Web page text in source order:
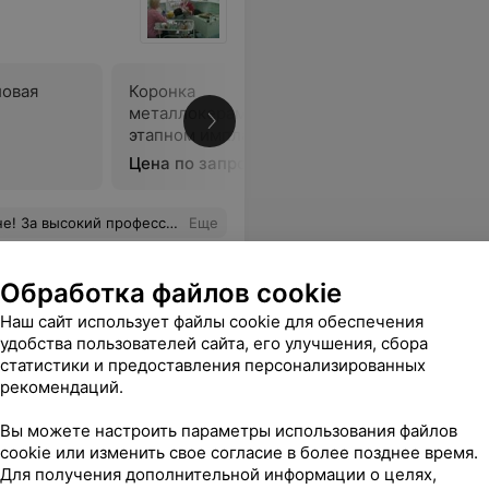
Коронка
металлокерамическая на 2-
этапном импланте (Израиль)
Цена по запросу
врача! Спасибо Вам огромное! Рекомендую всем этого врача!!! Еще
Коронка металлическая,
Обработка файлов cookie
Наш сайт использует файлы cookie для обеспечения
удобства пользователей сайта, его улучшения, сбора
статистики и предоставления персонализированных
рекомендаций.
Вы можете настроить параметры использования файлов
cookie или изменить свое согласие в более позднее время.
Для получения дополнительной информации о целях,